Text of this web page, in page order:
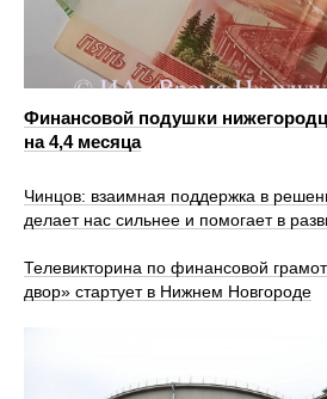
Финансовой подушки
на 4,4 месяца
Чинцов: взаимная поддержка в
делает нас сильнее и помогает в
Телевикторина по финансовой
двор» стартует в Нижнем Новгороде